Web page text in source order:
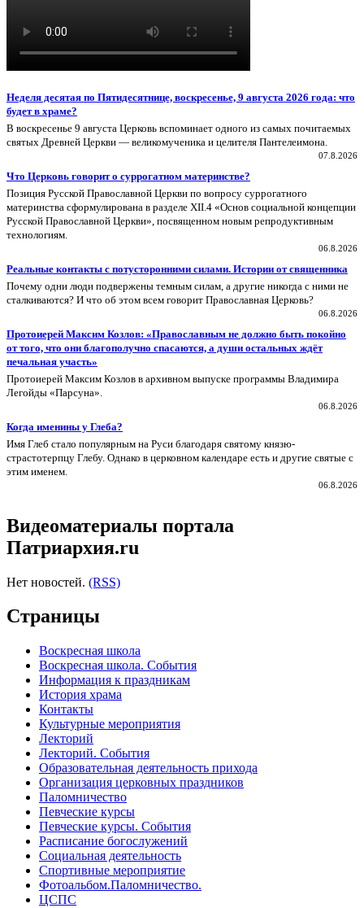
Неделя десятая по Пятидесятнице, воскресенье, 9 августа 2026 года: что
будет в храме?
В воскресенье 9 августа Церковь вспоминает одного из самых почитаемых
святых Древней Церкви — великомученика и целителя Пантелеимона.
07.8.2026
Что Церковь говорит о суррогатном материнстве?
Позиция Русской Православной Церкви по вопросу суррогатного
материнства сформулирована в разделе XII.4 «Основ социальной концепции
Русской Православной Церкви», посвященном новым репродуктивным
технологиям.
06.8.2026
Реальные контакты с потусторонними силами. Истории от священника
Почему одни люди подвержены темным силам, а другие никогда с ними не
сталкиваются? И что об этом всем говорит Православная Церковь?
06.8.2026
Протоиерей Максим Козлов: «Православным не должно быть покойно
от того, что они благополучно спасаются, а души остальных ждёт
печальная участь»
Протоиерей Максим Козлов в архивном выпуске программы Владимира
Легойды «Парсуна».
06.8.2026
Когда именины у Глеба?
Имя Глеб стало популярным на Руси благодаря святому князю-
страстотерпцу Глебу. Однако в церковном календаре есть и другие святые с
этим именем.
06.8.2026
Видеоматериалы портала
Патриархия.ru
Нет новостей. (RSS)
Страницы
Воскресная школа
Воскресная школа. События
Информация к праздникам
История храма
Контакты
Культурные мероприятия
Лекторий
Лекторий. События
Образовательная деятельность прихода
Организация церковных праздников
Паломничество
Певческие курсы
Певческие курсы. События
Расписание богослужений
Социальная деятельность
Спортивные мероприятие
Фотоальбом.Паломничество.
ЦСПС